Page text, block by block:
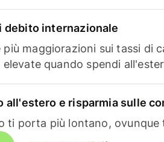
debito internazionale
più maggiorazioni sui tassi di
quando spendi
all'estero e risparmia sulle
ti porta più lontano, ovunque